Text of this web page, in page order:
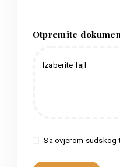
Otpremite
Izaberite fajl
Sa ovjerom sudskog